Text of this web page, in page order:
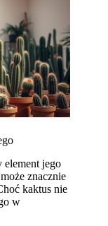
jego
może znacznie
kaktus nie
w